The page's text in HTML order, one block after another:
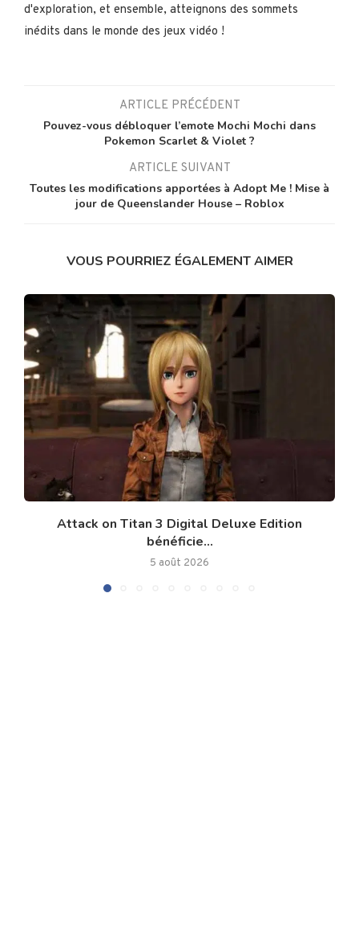
d'exploration, et ensemble, atteignons des sommets
inédits dans le monde des jeux vidéo !
ARTICLE PRÉCÉDENT
Pouvez-vous débloquer l’emote Mochi Mochi dans
Pokemon Scarlet & Violet ?
ARTICLE SUIVANT
Toutes les modifications apportées à Adopt Me ! Mise à
jour de Queenslander House – Roblox
VOUS POURRIEZ ÉGALEMENT AIMER
Attack on Titan 3 Digital Deluxe Edition
bénéficie...
5 août 2026